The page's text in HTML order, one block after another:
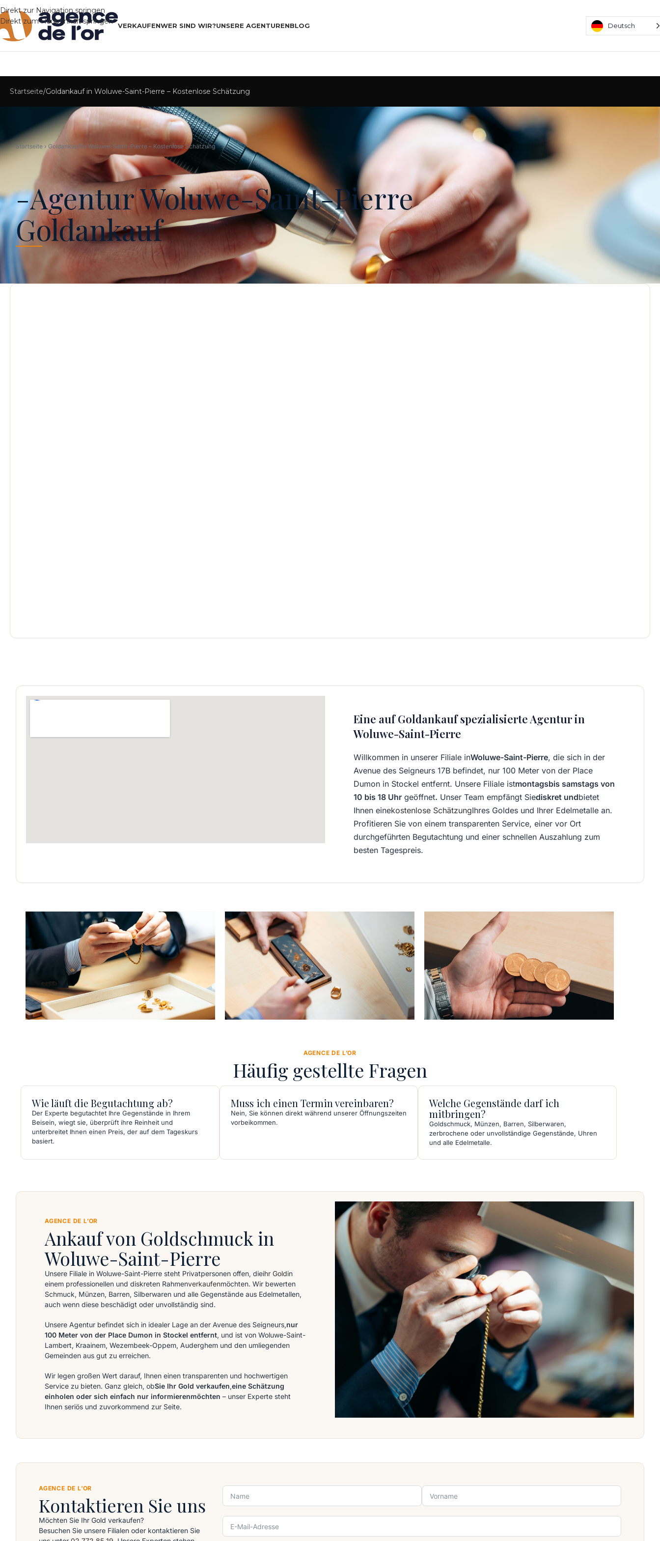
Direkt zur Navigation springen
Direkt zum Hauptinhalt springen
VERKAUFENWER SIND WIR?UNSERE AGENTURENBLOG Deutsch
Startseite Goldankauf in Woluwe-Saint-Pierre – Kostenlose Schätzung
Startseite › Goldankauf in Woluwe-Saint-Pierre – Kostenlose Schätzung
-Agentur Woluwe-Saint-Pierre
Goldankauf
Eine auf Goldankauf spezialisierte Agentur in
Woluwe-Saint-Pierre
Willkommen in unserer Filiale inWoluwe-Saint-Pierre, die sich in der
Avenue des Seigneurs 17B befindet, nur 100 Meter von der Place
Dumon in Stockel entfernt. Unsere Filiale istmontagsbis samstags von
10 bis 18 Uhr geöffnet. Unser Team empfängt Siediskret undbietet
Ihnen einekostenlose SchätzungIhres Goldes und Ihrer Edelmetalle an.
Profitieren Sie von einem transparenten Service, einer vor Ort
durchgeführten Begutachtung und einer schnellen Auszahlung zum
besten Tagespreis.
AGENCE DE L’OR
Häufig gestellte Fragen
Wie läuft die Begutachtung ab?
Der Experte begutachtet Ihre Gegenstände in Ihrem
Beisein, wiegt sie, überprüft ihre Reinheit und
unterbreitet Ihnen einen Preis, der auf dem Tageskurs
basiert.
Muss ich einen Termin vereinbaren?
Nein, Sie können direkt während unserer Öffnungszeiten
vorbeikommen.
Welche Gegenstände darf ich
mitbringen?
Goldschmuck, Münzen, Barren, Silberwaren,
zerbrochene oder unvollständige Gegenstände, Uhren
und alle Edelmetalle.
AGENCE DE L’OR
Ankauf von Goldschmuck in
Woluwe-Saint-Pierre
Unsere Filiale in Woluwe-Saint-Pierre steht Privatpersonen offen, dieihr Goldin
einem professionellen und diskreten Rahmenverkaufenmöchten. Wir bewerten
Schmuck, Münzen, Barren, Silberwaren und alle Gegenstände aus Edelmetallen,
auch wenn diese beschädigt oder unvollständig sind.
Unsere Agentur befindet sich in idealer Lage an der Avenue des Seigneurs,nur
100 Meter von der Place Dumon in Stockel entfernt, und ist von Woluwe-Saint-
Lambert, Kraainem, Wezembeek-Oppem, Auderghem und den umliegenden
Gemeinden aus gut zu erreichen.
Wir legen großen Wert darauf, Ihnen einen transparenten und hochwertigen
Service zu bieten. Ganz gleich, obSie Ihr Gold verkaufen,eine Schätzung
einholen oder sich einfach nur informierenmöchten – unser Experte steht
Ihnen seriös und zuvorkommend zur Seite.
AGENCE DE L’OR
Kontaktieren Sie uns
Möchten Sie Ihr Gold verkaufen?
Besuchen Sie unsere Filialen oder kontaktieren Sie